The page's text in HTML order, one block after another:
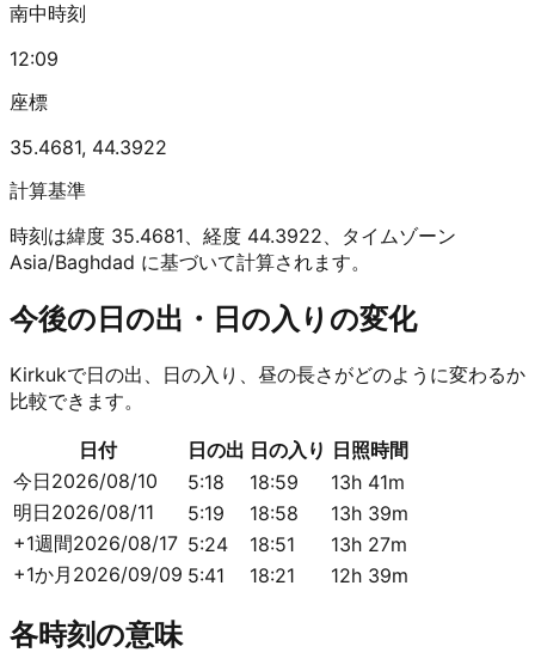
南中時刻
12:09
座標
35.4681, 44.3922
計算基準
時刻は緯度 35.4681、経度 44.3922、タイムゾーン
Asia/Baghdad に基づいて計算されます。
今後の日の出・日の入りの変化
Kirkukで日の出、日の入り、昼の長さがどのように変わるか
比較できます。
日付 日の出 日の入り 日照時間
今日2026/08/10 5:18 18:59
13h 41m
明日2026/08/11 5:19 18:58
13h 39m
+1週間2026/08/17 5:24 18:51
13h 27m
+1か月 2026/09/09 5:41 18:21 12h 39m
各時刻の意味